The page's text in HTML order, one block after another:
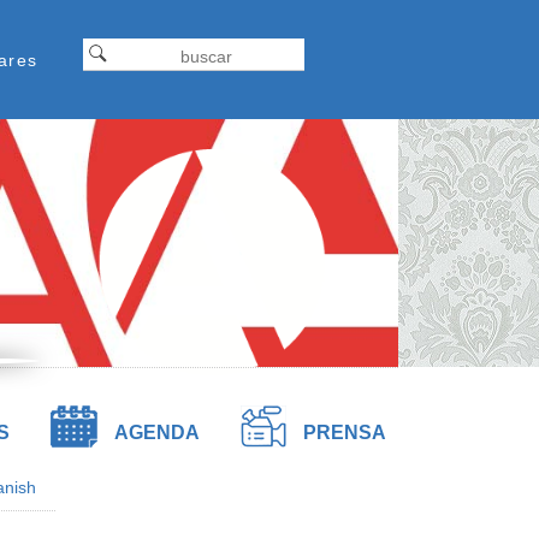
Formulariodebusqueda
Buscar
AGENDA PRENSA